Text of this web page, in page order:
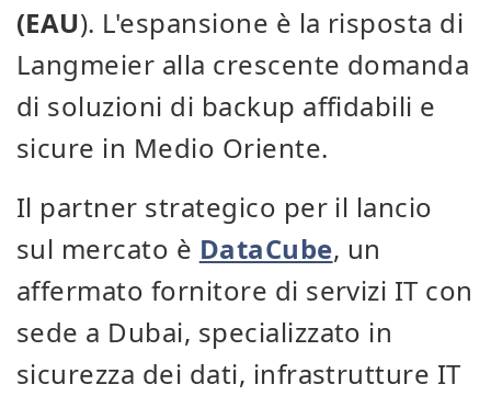
(EAU). L'espansione è la risposta di
Langmeier alla crescente domanda
di soluzioni di backup affidabili e
sicure in Medio Oriente.
Il partner strategico per il lancio
sul mercato è DataCube, un
affermato fornitore di servizi IT con
sede a Dubai, specializzato in
sicurezza dei dati, infrastrutture IT